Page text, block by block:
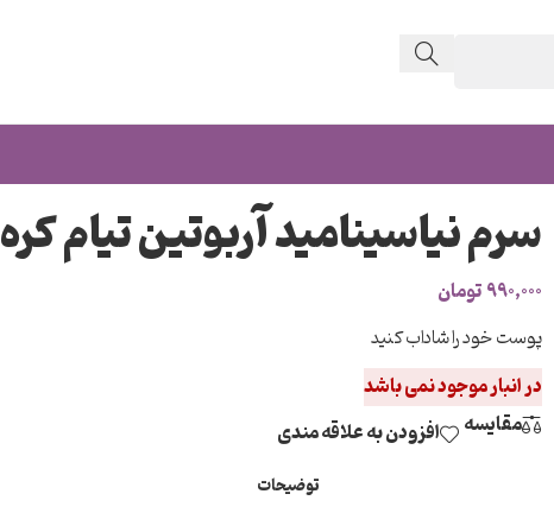
سرم نیاسینامید آربوتین تیام کره tiam
۹۹۰,۰۰۰تومان
پوست خود را شاداب کنید
در انبار موجود نمی باشد
مقایسه
افزودن به علاقه مندی
توضیحات